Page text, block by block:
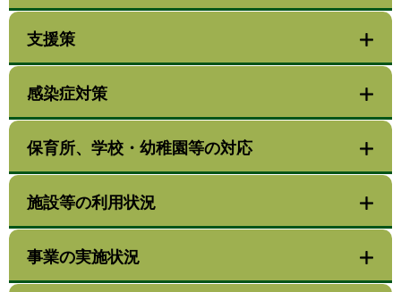
支援策
感染症対策
保育所、学校・幼稚園等の対応
施設等の利用状況
事業の実施状況